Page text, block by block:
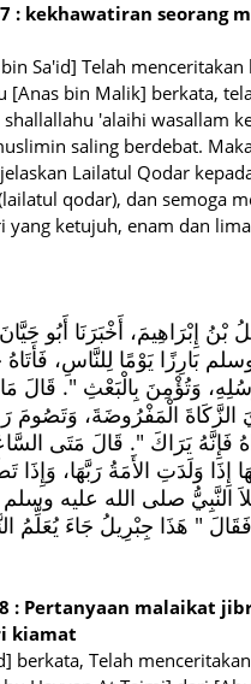
: kekhawatiran seorang
Sa'id] Telah
bin Malik] berkata,
'alaihi wasallam
saling berdebat.
Lailatul Qodar
qodar), dan semoga
ketujuh, enam dan
بْنُ إِبْرَاهِيمَ، أَخْبَرَنَا أَبُو
بَارِزًا يَوْمًا لِلنَّاسِ،
وَتُؤْمِنَ بِالْبَعْثِ ‏"‏‏.‏ قَالَ
الزَّكَاةَ الْمَفْرُوضَةَ،
فَإِنَّهُ يَرَاكَ ‏"‏‏.‏ قَالَ مَتَى
وَلَدَتِ الأَمَةُ رَبَّهَا، وَإِذَا
النَّبِيُّ صلى الله عليه
‏"‏ هَذَا جِبْرِيلُ جَاءَ يُعَلِّمُ
: Pertanyaan malaikat
kiamat
berkata, Telah